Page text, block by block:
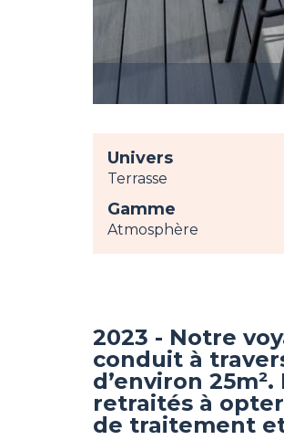
Univers
Terrasse
Gamme
Atmosphère
2023 - Notre
conduit à
d’environ
retraités à
de traitement